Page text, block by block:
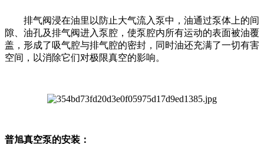
排气阀浸在油里以防止大气流入泵中，油通过泵体上的间
隙、油孔及排气阀进入泵腔，使泵腔内所有运动的表面被油覆
盖，形成了吸气腔与排气腔的密封，同时油还充满了一切有害
空间，以消除它们对极限真空的影响。
普旭真空泵的安装：